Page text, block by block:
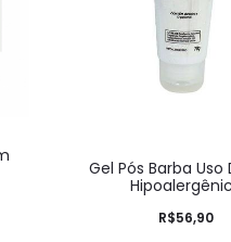
Gel Pós Barba Uso
R$56,90